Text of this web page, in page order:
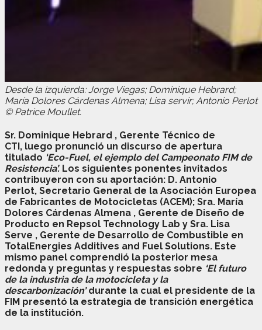
Desde la izquierda: Jorge Viegas; Dominique Hebrard;
María Dolores Cárdenas Almena; Lisa servir; Antonio Perlot
© Patrice Moullet.
Sr. Dominique Hebrard , Gerente Técnico de
CTI, luego pronunció un discurso de apertura
titulado ‘Eco-Fuel, el ejemplo del Campeonato FIM de
Resistencia’. Los siguientes ponentes invitados
contribuyeron con su aportación: D. Antonio
Perlot, Secretario General de la Asociación Europea
de Fabricantes de Motocicletas (ACEM); Sra. María
Dolores Cárdenas Almena , Gerente de Diseño de
Producto en Repsol Technology Lab y Sra. Lisa
Serve , Gerente de Desarrollo de Combustible en
TotalEnergies Additives and Fuel Solutions. Este
mismo panel comprendió la posterior mesa
redonda y preguntas y respuestas sobre ‘El futuro
de la industria de la motocicleta y la
descarbonización’durante la cual el presidente de la
FIM presentó la estrategia de transición energética
de la institución.